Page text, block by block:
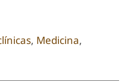
, Medicina,